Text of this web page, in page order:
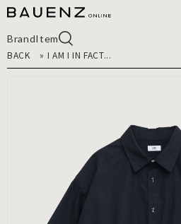
BrandItem
BACK
» I AM I IN FACT...